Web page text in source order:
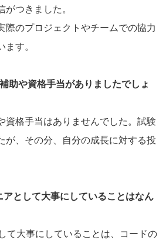
つきました。
際のプロジェクトやチームでの協力
す。
助や資格手当がありましたでしょ
資格手当はありませんでした。試験
が、その分、自分の成長に対する投
として大事にしていることはなん
て大事にしていることは、コードの